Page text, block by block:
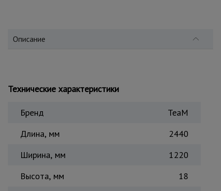
комплекты
Описание
Технические характеристики
Бренд
TeaM
Длина, мм
2440
Ширина, мм
1220
Высота, мм
18